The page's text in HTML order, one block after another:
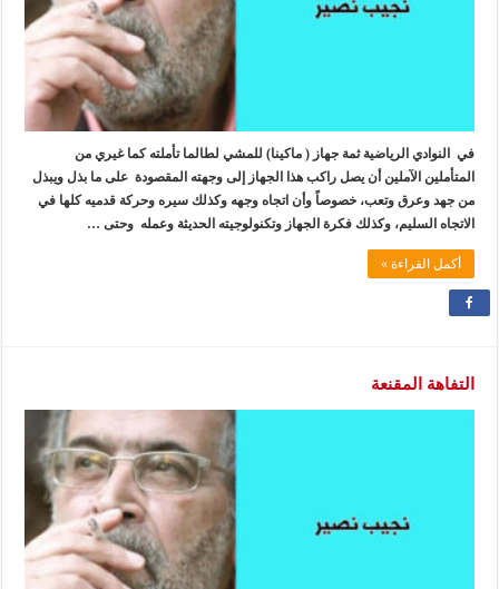
في النوادي الرياضية ثمة جهاز ( ماكينا) للمشي لطالما تأملته كما غيري من
المتأملين الآملين أن يصل راكب هذا الجهاز إلى وجهته المقصودة على ما بذل ويبذل
من جهد وعرق وتعب، خصوصاً وأن اتجاه وجهه وكذلك سيره وحركة قدميه كلها في
الاتجاه السليم، وكذلك فكرة الجهاز وتكنولوجيته الحديثة وعمله وحتى …
أكمل القراءة »
التفاهة المقنعة